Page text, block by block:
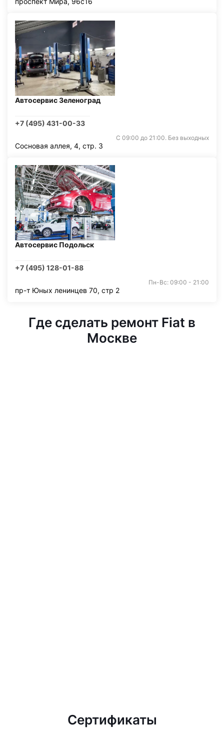
Автосервис Зеленоград
+7 (495) 431-00-33
С 09:00 до 21:00. Без выходных
Сосновая аллея, 4, стр. 3
Автосервис Подольск
+7 (495) 128-01-88
Пн-Вс: 09:00 - 21:00
пр-т Юных ленинцев 70, стр 2
Где сделать ремонт Fiat в
Москве
Сертификаты